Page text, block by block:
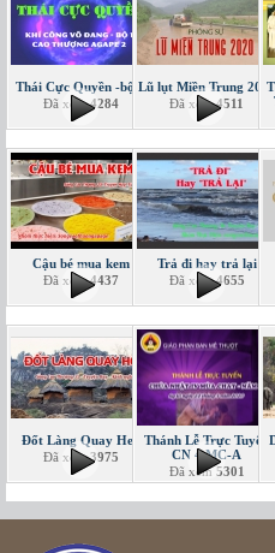
Thái Cực Quyền -bộ 1
Đã xem4284
Lũ lụt Miền Trung 2020
Đã xem4511
Cậu bé mua kem
Đã xem4437
Trả đi hay trả lại
Đã xem4655
Đốt Làng Quay Heo
Đã xem3975
Thánh Lễ Trực Tuyến
CN 4 MC-A
Đã xem5301